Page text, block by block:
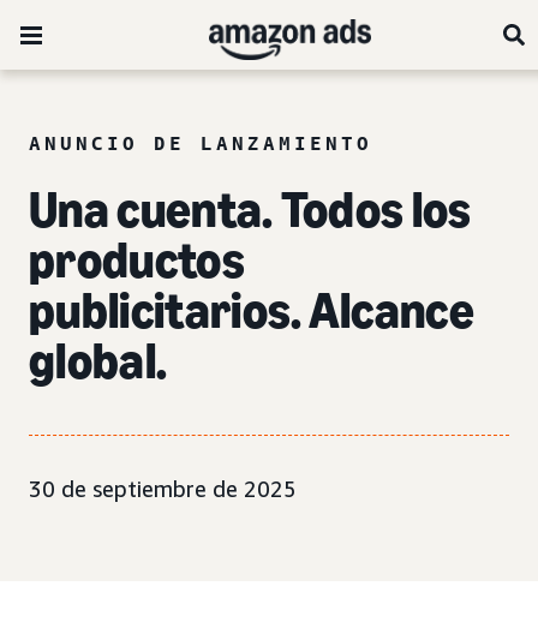
ANUNCIO DE LANZAMIENTO
Una cuenta. Todos los
productos
publicitarios. Alcance
global.
30 de septiembre de 2025